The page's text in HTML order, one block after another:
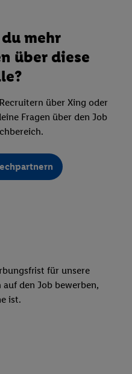
mehr
über diese
über Xing oder
Fragen über den Job
für unsere
den Job bewerben,
ist.